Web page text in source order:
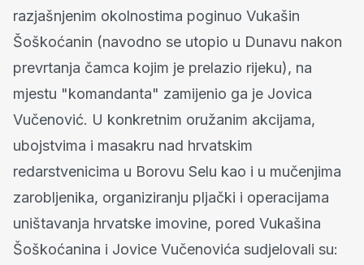
razjašnjenim okolnostima poginuo Vukašin
Šoškoćanin (navodno se utopio u Dunavu nakon
prevrtanja čamca kojim je prelazio rijeku), na
mjestu "komandanta" zamijenio ga je Jovica
Vučenović. U konkretnim oružanim akcijama,
ubojstvima i masakru nad hrvatskim
redarstvenicima u Borovu Selu kao i u mučenjima
zarobljenika, organiziranju pljački i operacijama
uništavanja hrvatske imovine, pored Vukašina
Šoškoćanina i Jovice Vučenovića sudjelovali su: